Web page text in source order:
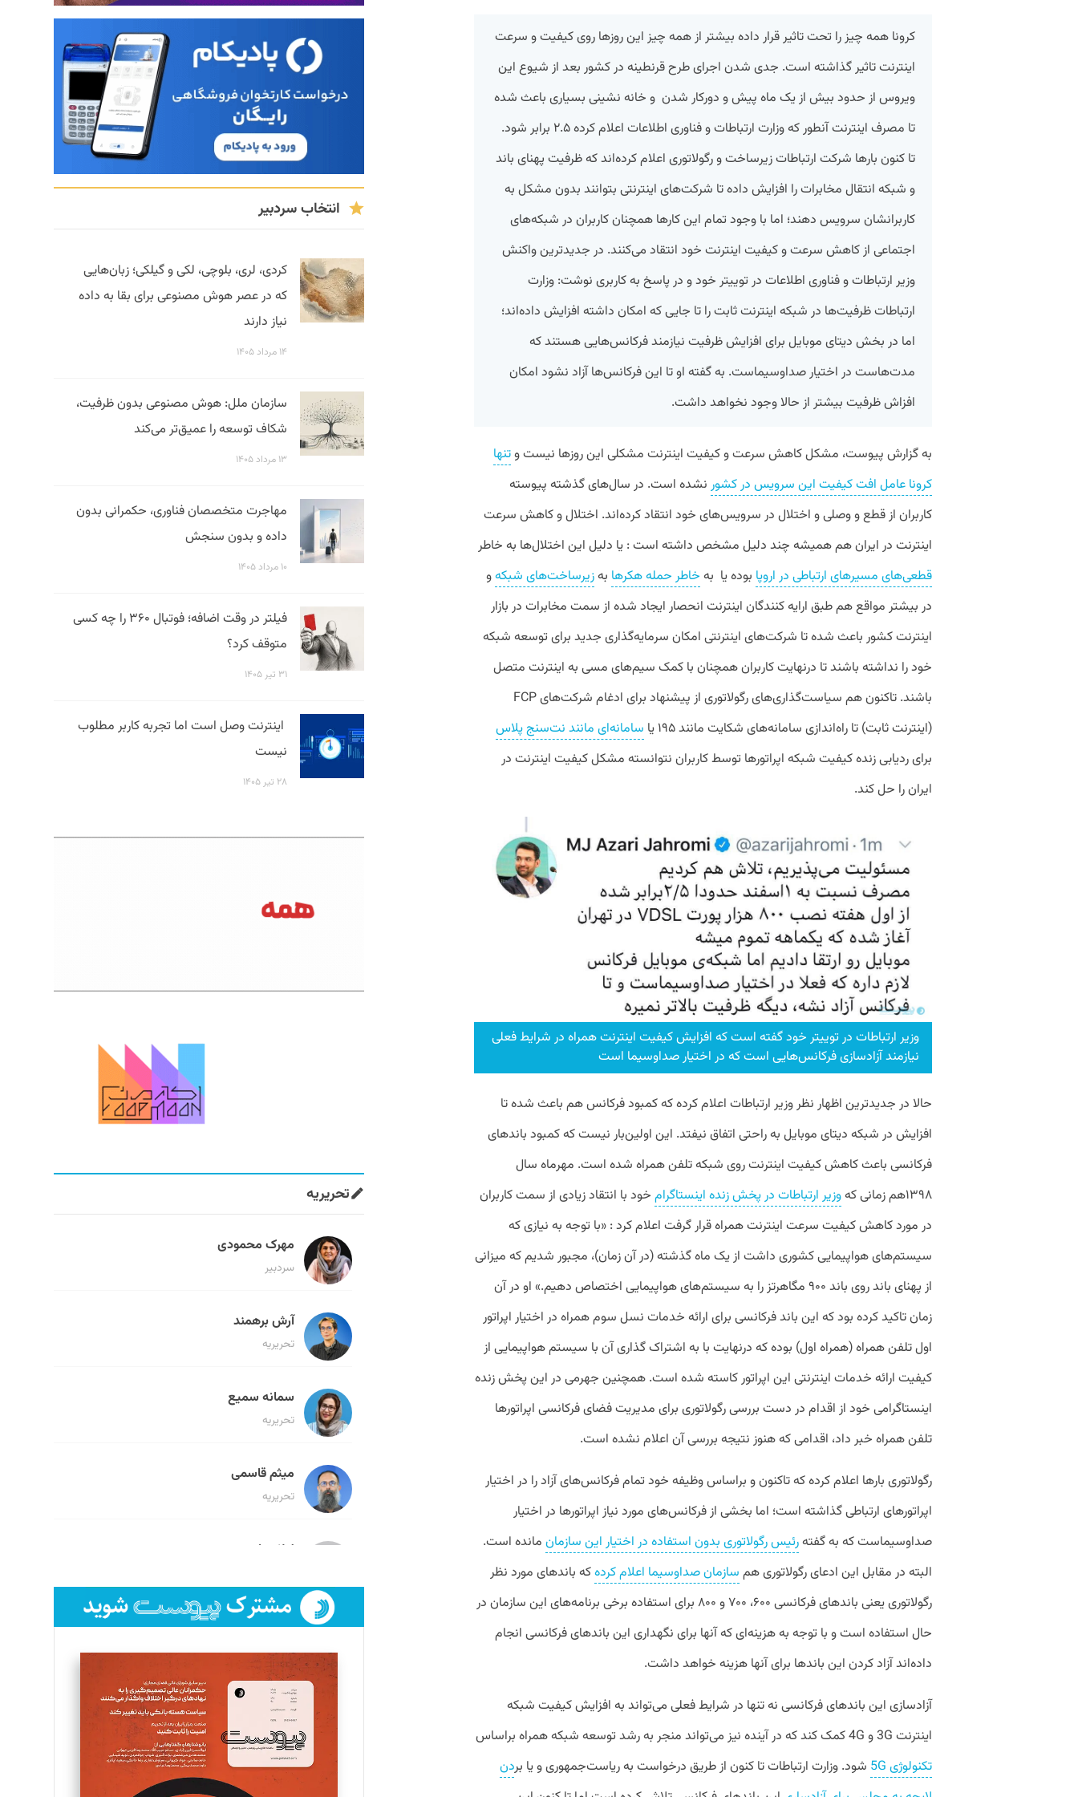
کرونا همه چیز را تحت تاثیر قرار داده بیشتر از همه چیز این‌ روزها روی کیفیت و سرعت
اینترنت تاثیر گذاشته است. جدی شدن اجرای طرح قرنطینه در کشور بعد از شیوع این
ویروس از حدود بیش از یک ماه پیش و دورکار شدن و خانه نشینی بسیاری باعث شده
تا مصرف اینترنت آنطور که وزارت ارتباطات و فناوری اطلاعات اعلام کرده ۲.۵ برابر شود.
تا کنون بارها شرکت ارتباطات زیرساخت و رگولاتوری اعلام کرده‌اند که ظرفیت پهنای باند
و شبکه انتقال مخابرات را افزایش داده تا شرکت‌های اینترنتی بتوانند بدون مشکل به
کاربرانشان سرویس دهند؛ اما با وجود تمام این کارها همچنان کاربران در شبکه‌های
اجتماعی از کاهش سرعت و کیفیت اینترنت خود انتقاد می‌کنند. در جدیدترین واکنش
وزیر ارتباطات و فناوری اطلاعات در توییتر خود و در پاسخ به کاربری نوشت: وزارت
ارتباطات ظرفیت‌ها در شبکه اینترنت ثابت را تا جایی که امکان داشته افزایش داده‌اند؛
اما در بخش دیتای موبایل برای افزایش ظرفیت نیازمند فرکانس‌هایی هستند که
مدت‌هاست در اختیار صدا‌وسیماست. به گفته او تا این فرکانس‌ها آزاد نشود امکان
افزاش ظرفیت بیشتر از حالا وجود نخواهد داشت.
به گزارش پیوست، مشکل کاهش سرعت و کیفیت اینترنت مشکلی این روزها نیست وتنها
کرونا عامل افت کیفیت این سرویس در کشور نشده است. در سال‌های گذشته پیوسته
کاربران از قطع‌ و وصلی و اختلال در سرویس‌های خود انتقاد کرده‌اند. اختلال و کاهش سرعت
اینترنت در ایران هم همیشه چند دلیل مشخص داشته است : یا دلیل این اختلال‌ها به خاطر
قطعی‌های مسیرهای ارتباطی در اروپا بوده یا به خاطر حمله هکرها بهزیرساخت‌های شبکهو
در بیشتر مواقع هم طبق ارایه کنندگان اینترنت انحصار ایجاد شده از سمت مخابرات در بازار
اینترنت کشور باعث شده تا شرکت‌های اینترنتی امکان سرمایه‌گذاری جدید برای توسعه شبکه
خود را نداشته باشند تا درنهایت کاربران همچنان با کمک سیم‌های مسی به اینترنت متصل
(اینترنت ثابت) تا راه‌اندازی سامانه‌های شکایت مانند ۱۹۵ یا
سامانه‌ای مانند نت‌سنج پلاس
برای ردیابی زنده کیفیت شبکه اپراتورها توسط کاربران نتوانسته مشکل کیفیت اینترنت در
ایران را حل کند.
وزیر ارتباطات در توییتر خود گفته است که افزایش کیفیت اینترنت همراه در شرایط فعلی
نیازمند آزاد‌سازی فرکانس‌هایی است که در اختیار صدا‌وسیما است
حالا در جدیدترین اظهار نظر وزیر ارتباطات اعلام کرده که کمبود فرکانس هم باعث شده تا
افزایش در شبکه دیتای موبایل به راحتی اتفاق نیفتد. این اولین‌بار نیست که کمبود باند‌های
فرکانسی باعث کاهش کیفیت اینترنت روی شبکه تلفن همراه شده است. مهرماه سال
۱۳۹۸هم زمانی که
وزیر ارتباطات در پخش زنده اینستاگرام خود با انتقاد زیادی از سمت کاربران
در مورد کاهش کیفیت سرعت اینترنت همراه قرار گرفت اعلام کرد : «با توجه به نیازی که
سیستم‌های هواپیمایی کشوری داشت از یک ماه گذشته (در آن زمان)، مجبور شدیم که میزانی
از پهنای باند روی باند ۹۰۰ مگاهرتز را به سیستم‌های هواپیمایی اختصاص دهیم.» او در آن
زمان تاکید کرده بود که این باند فرکانسی برای ارائه خدمات نسل سوم همراه در اختیار اپراتور
اول تلفن همراه (همراه اول) بوده که درنهایت با به اشتراک گذاری آن با سیستم هواپیمایی از
کیفیت ارائه خدمات اینترنتی این اپراتور کاسته شده است. همچنین جهرمی در این پخش زنده
اینستاگرامی خود از اقدام در دست بررسی رگولاتوری برای مدیریت فضای فرکانسی اپراتورها
تلفن همراه خبر داد، اقدامی که هنوز نتیجه بررسی آن اعلام نشده است.
رگولاتوری بارها اعلام کرده که تاکنون و براساس وظیفه خود تمام فرکانس‌های آزاد را در اختیار
اپراتورهای ارتباطی گذاشته است؛ اما بخشی از فرکانس‌های مورد نیاز اپراتورها در اختیار
صدا‌وسیماست که به گفتهرئیس رگولاتوری بدون استفاده در اختیار این سازمان مانده است.
البته در مقابل این ادعای رگولاتوری هم سازمان صداوسیما اعلام کردهکه باندهای مورد نظر
رگولاتوری یعنی باند‌های فرکانسی ۶۰۰، ۷۰۰ و ۸۰۰ برای استفاده برخی برنامه‌های این سازمان در
حال استفاده است و با توجه به هزینه‌ای که آنها برای نگهداری این باندهای فرکانسی انجام
داده‌اند آزاد کردن این باند‌ها برای آنها هزینه خواهد داشت.
آزادسازی این باند‌های فرکانسی نه تنها در شرایط فعلی می‌تواند به افزایش کیفیت شبکه
اینترنت 3G و 4G کمک کند که در آینده نیز می‌تواند منجر به رشد توسعه شبکه همراه براساس
تکنولوژی 5G
شود. وزارت ارتباطات تا کنون از طریق درخواست به ریاست‌جمهوری و یا بردن
انتخاب سردبیر
کردی، لری، بلوچی، لکی و گیلکی؛ زبان‌هایی
که در عصر هوش مصنوعی برای بقا به داده
نیاز دارند
۱۴ مرداد ۱۴۰۵
سازمان ملل: هوش مصنوعی بدون ظرفیت،
شکاف توسعه را عمیق‌تر می‌کند
۱۳ مرداد ۱۴۰۵
مهاجرت متخصصان فناوری، حکمرانی بدون
داده و بدون سنجش
۱۰ مرداد ۱۴۰۵
فیلتر در وقت اضافه؛ فوتبال ۳۶۰ را چه کسی
متوقف کرد؟
۳۱ تیر ۱۴۰۵
اینترنت وصل است اما تجربه کاربر مطلوب
نیست
۲۸ تیر ۱۴۰۵
تحریریه
مهرک محمودی
سردبیر
آرش برهمند
تحریریه
سمانه سمیع
تحریریه
میثم قاسمی
تحریریه
لیلا حنارود
فائزه فتحی رستمی
تحریریه
سروش کرمیان
تحریریه
مینا پاکدل